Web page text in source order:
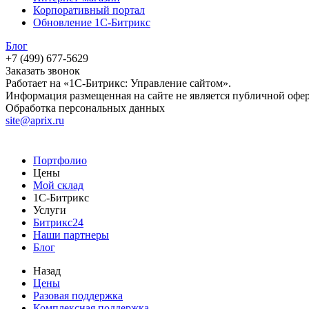
Корпоративный портал
Обновление 1С-Битрикс
Блог
+7 (499) 677-5629
Заказать звонок
Работает на «1С-Битрикс: Управление сайтом».
Информация размещенная на сайте не является публичной
Обработка персональных данных
site@aprix.ru
Портфолио
Цены
Мой склад
1С-Битрикс
Услуги
Битрикс24
Наши партнеры
Блог
Назад
Цены
Разовая поддержка